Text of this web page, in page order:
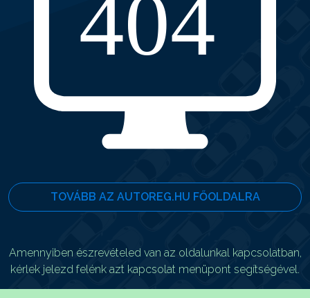
TOVÁBB AZ AUTOREG.HU FŐOLDALRA
Amennyiben észrevételed van az oldalunkal kapcsolatban,
kérlek jelezd felénk azt kapcsolat menüpont segítségével.